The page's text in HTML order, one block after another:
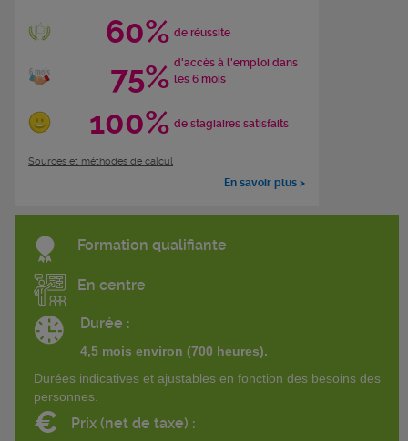
60% de réussite
75% d'accès à l'emploi dans
les 6 mois
100% de stagiaires satisfaits
Sources et méthodes de calcul
En savoir plus >
Formation qualifiante
En centre
Durée :
4,5 mois environ (700 heures).
Durées indicatives et ajustables en fonction des besoins des
personnes.
€ Prix (net de taxe) :